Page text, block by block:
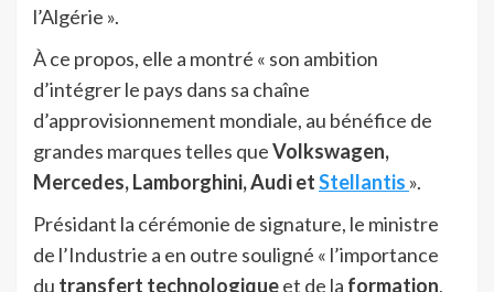
l’Algérie ».
À ce propos, elle a montré « son ambition
d’intégrer le pays dans sa chaîne
d’approvisionnement mondiale, au bénéfice de
grandes marques telles queVolkswagen,
Mercedes, Lamborghini, Audi etStellantis ».
Présidant la cérémonie de signature, le ministre
de l’Industrie a en outre souligné « l’importance
du transfert technologiqueet de la formation,